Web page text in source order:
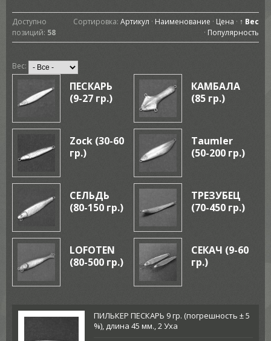
Доступно
позиций: 58
Сортировка: Артикул · Наименование · Цена · ↑ Вес
· Популярность
Вес:
ПЕСКАРЬ
(9-27 гр.)
КАМБАЛА
(85 гр.)
Zock (30-60
гр.)
Taumler
(50-200 гр.)
СЕЛЬДЬ
(80-150 гр.)
ТРЕЗУБЕЦ
(70-450 гр.)
LOFOTEN
(80-500 гр.)
СЕКАЧ (9-60
гр.)
ПИЛЬКЕР ПЕСКАРЬ 9 гр. (погрешность ± 5
%), длина 45 мм., 2 Уха